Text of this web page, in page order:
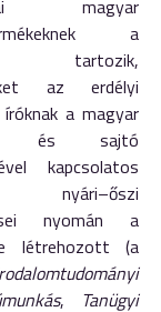
magyar
a
tartozik,
az erdélyi
a magyar
és sajtó
kapcsolatos
nyári–őszi
nyomán a
létrehozott (a
, Tanügyi